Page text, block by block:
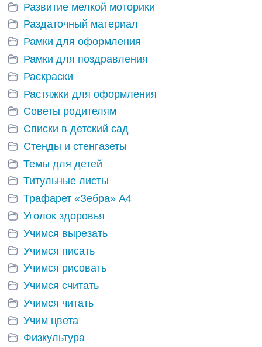
Развитие мелкой моторики
Раздаточный материал
Рамки для оформления
Рамки для поздравления
Раскраски
Растяжки для оформления
Советы родителям
Списки в детский сад
Стенды и стенгазеты
Темы для детей
Титульные листы
Трафарет «Зебра» А4
Уголок здоровья
Учимся вырезать
Учимся писать
Учимся рисовать
Учимся считать
Учимся читать
Учим цвета
Физкультура